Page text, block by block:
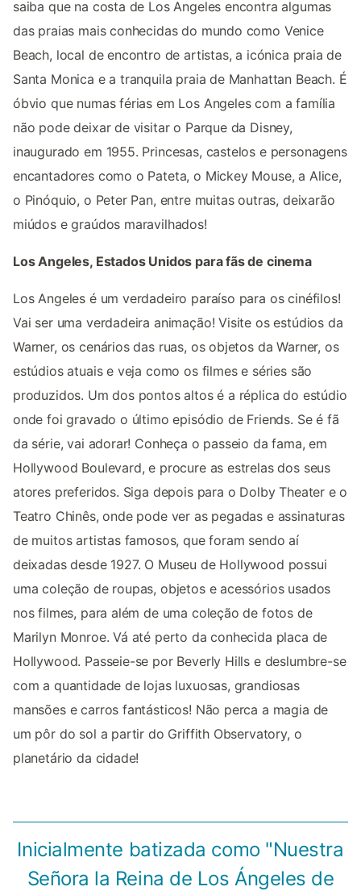
saiba que na costa de Los Angeles encontra algumas
das praias mais conhecidas do mundo como Venice
Beach, local de encontro de artistas, a icónica praia de
Santa Monica e a tranquila praia de Manhattan Beach. É
óbvio que numas férias em Los Angeles com a família
não pode deixar de visitar o Parque da Disney,
inaugurado em 1955. Princesas, castelos e personagens
encantadores como o Pateta, o Mickey Mouse, a Alice,
o Pinóquio, o Peter Pan, entre muitas outras, deixarão
miúdos e graúdos maravilhados!
Los Angeles, Estados Unidos para fãs de cinema
Los Angeles é um verdadeiro paraíso para os cinéfilos!
Vai ser uma verdadeira animação! Visite os estúdios da
Warner, os cenários das ruas, os objetos da Warner, os
estúdios atuais e veja como os filmes e séries são
produzidos. Um dos pontos altos é a réplica do estúdio
onde foi gravado o último episódio de Friends. Se é fã
da série, vai adorar! Conheça o passeio da fama, em
Hollywood Boulevard, e procure as estrelas dos seus
atores preferidos. Siga depois para o Dolby Theater e o
Teatro Chinês, onde pode ver as pegadas e assinaturas
de muitos artistas famosos, que foram sendo aí
deixadas desde 1927. O Museu de Hollywood possui
uma coleção de roupas, objetos e acessórios usados
nos filmes, para além de uma coleção de fotos de
Marilyn Monroe. Vá até perto da conhecida placa de
Hollywood. Passeie-se por Beverly Hills e deslumbre-se
com a quantidade de lojas luxuosas, grandiosas
mansões e carros fantásticos! Não perca a magia de
um pôr do sol a partir do Griffith Observatory, o
planetário da cidade!
Inicialmente batizada como "Nuestra
Señora la Reina de Los Ángeles de